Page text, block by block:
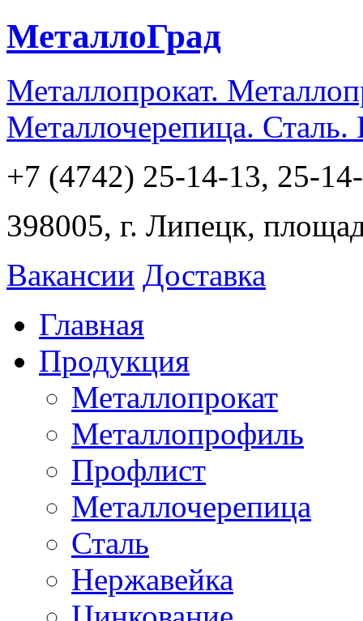
МеталлоГрад
Металлопрокат.
Металлочерепица.
+7 (4742) 25-14-13, 25-
398005, г. Липецк,
Вакансии Доставка
Главная
Продукция
Металлопрокат
Металлопрофиль
Профлист
Металлочерепица
Сталь
Нержавейка